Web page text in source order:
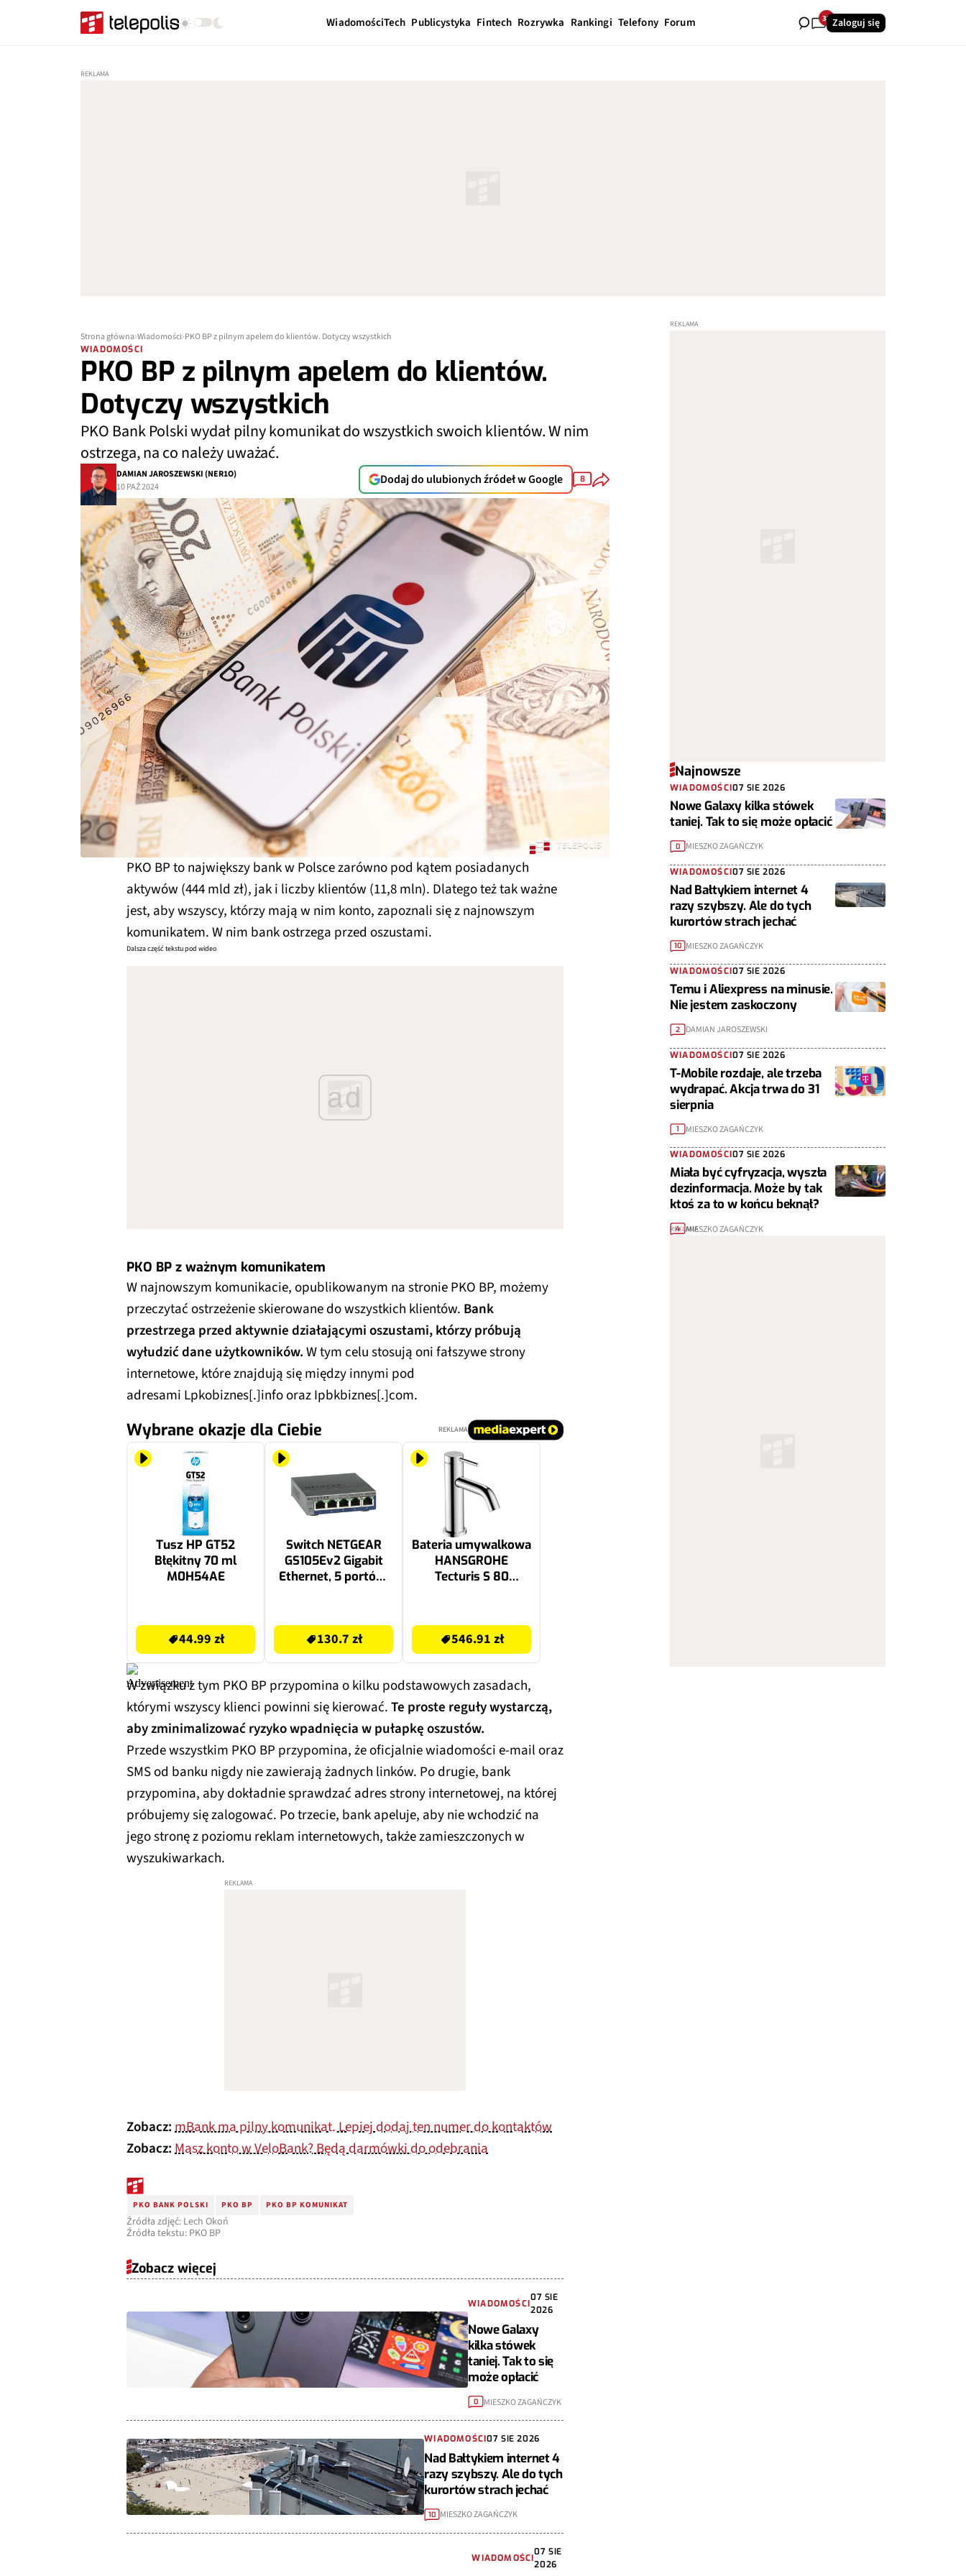
WiadomościTech Publicystyka Fintech Rozrywka Rankingi Telefony Forum 33Zaloguj się
Strona główna Wiadomości PKO BP z pilnym apelem do klientów. Dotyczy wszystkich
WIADOMOŚCI
PKO BP z pilnym apelem do klientów.
Dotyczy wszystkich
PKO Bank Polski wydał pilny komunikat do wszystkich swoich klientów. W nim
ostrzega, na co należy uważać.
DAMIAN JAROSZEWSKI (NER1O)
10 PAŹ 2024
Dodaj do ulubionych źródeł w Google 8
PKO BP to największy bank w Polsce zarówno pod kątem posiadanych
aktywów (444 mld zł), jak i liczby klientów (11,8 mln). Dlatego też tak ważne
jest, aby wszyscy, którzy mają w nim konto, zapoznali się z najnowszym
komunikatem. W nim bank ostrzega przed oszustami.
Dalsza część tekstu pod wideo
ad
PKO BP z ważnym komunikatem
W najnowszym komunikacie, opublikowanym na stronie PKO BP, możemy
przeczytać ostrzeżenie skierowane do wszystkich klientów. Bank
przestrzega przed aktywnie działającymi oszustami, którzy próbują
wyłudzić dane użytkowników.W tym celu stosują oni fałszywe strony
internetowe, które znajdują się między innymi pod
adresami Lpkobiznes[.]info oraz Ipbkbiznes[.]com.
Wybrane okazje dla Ciebie REKLAMA
Tusz HP GT52
Błękitny 70 ml
M0H54AE
44.99 zł
Switch NETGEAR
GS105Ev2 Gigabit
Ethernet, 5 portów,
130.7 zł
Bateria umywalkowa
HANSGROHE
Tecturis S 80
546.91 zł
W związku z tym PKO BP przypomina o kilku podstawowych zasadach,
którymi wszyscy klienci powinni się kierować.Te proste reguły wystarczą,
aby zminimalizować ryzyko wpadnięcia w pułapkę oszustów.
Przede wszystkim PKO BP przypomina, że oficjalnie wiadomości e-mail oraz
SMS od banku nigdy nie zawierają żadnych linków. Po drugie, bank
przypomina, aby dokładnie sprawdzać adres strony internetowej, na której
próbujemy się zalogować. Po trzecie, bank apeluje, aby nie wchodzić na
jego stronę z poziomu reklam internetowych, także zamieszczonych w
wyszukiwarkach.
Zobacz:mBank ma pilny komunikat. Lepiej dodaj ten numer do kontaktów
Zobacz:Masz konto w VeloBank? Będą darmówki do odebrania
PKO BANK POLSKI PKO BP PKO BP KOMUNIKAT
Źródła zdjęć: Lech Okoń
Źródła tekstu: PKO BP
Zobacz więcej
WIADOMOŚCI
07 SIE
2026
Nowe Galaxy
kilka stówek
taniej. Tak to się
może opłacić
0 MIESZKO ZAGAŃCZYK
WIADOMOŚCI07 SIE 2026
Nad Bałtykiem internet 4
razy szybszy. Ale do tych
kurortów strach jechać
10 MIESZKO ZAGAŃCZYK
WIADOMOŚCI
07 SIE
2026
Najnowsze
WIADOMOŚCI07 SIE 2026
Nowe Galaxy kilka stówek
taniej. Tak to się może opłacić
0 MIESZKO ZAGAŃCZYK
WIADOMOŚCI07 SIE 2026
Nad Bałtykiem internet 4
razy szybszy. Ale do tych
kurortów strach jechać
10 MIESZKO ZAGAŃCZYK
WIADOMOŚCI07 SIE 2026
Temu i Aliexpress na minusie.
Nie jestem zaskoczony
2 DAMIAN JAROSZEWSKI
WIADOMOŚCI07 SIE 2026
T-Mobile rozdaje, ale trzeba
wydrapać. Akcja trwa do 31
sierpnia
1 MIESZKO ZAGAŃCZYK
WIADOMOŚCI07 SIE 2026
Miała być cyfryzacja, wyszła
dezinformacja. Może by tak
ktoś za to w końcu beknął?
4 MIESZKO ZAGAŃCZYK